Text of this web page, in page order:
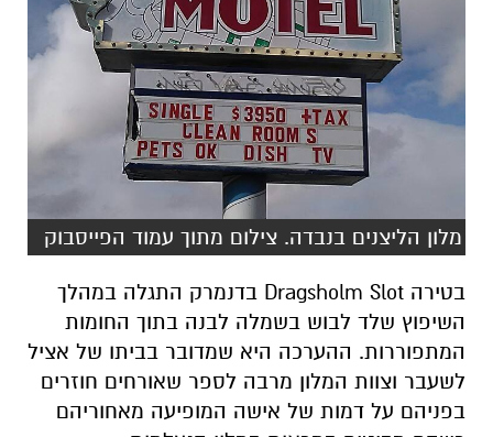
מלון הליצנים בנבדה. צילום מתוך עמוד הפייסבוק
בטירה Dragsholm Slot בדנמרק התגלה במהלך
השיפוץ שלד לבוש בשמלה לבנה בתוך החומות
המתפוררות. ההערכה היא שמדובר בביתו של אציל
לשעבר וצוות המלון מרבה לספר שאורחים חוזרים
בפניהם על דמות של אישה המופיעה מאחוריהם